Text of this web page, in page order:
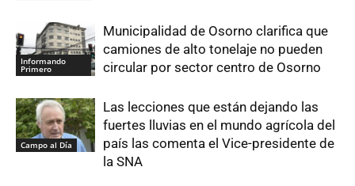
Informando
Primero
Municipalidad de Osorno clarifica que
camiones de alto tonelaje no pueden
circular por sector centro de Osorno
Campo al Día
Las lecciones que están dejando las
fuertes lluvias en el mundo agrícola del
país las comenta el Vice-presidente de
la SNA